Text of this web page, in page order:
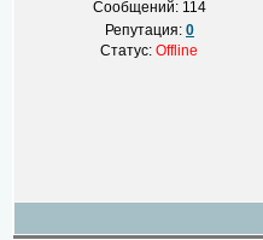
Сообщений: 114
Репутация: 0
Статус:Offline